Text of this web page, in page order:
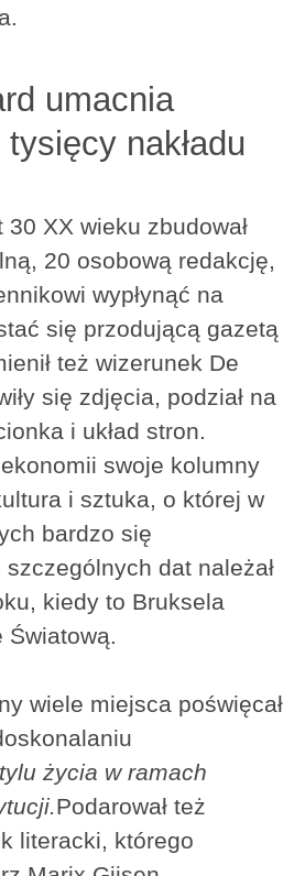
umacnia
nakładu
XX wieku zbudował
20 osobową redakcję,
wypłynąć na
się przodującą gazetą
też wizerunek De
się zdjęcia, podział na
i układ stron.
swoje kolumny
i sztuka, o której w
bardzo się
dat należał
kiedy to Bruksela
Światową.
wiele miejsca poświęcał
życia w ramach
Podarował też
literacki, którego